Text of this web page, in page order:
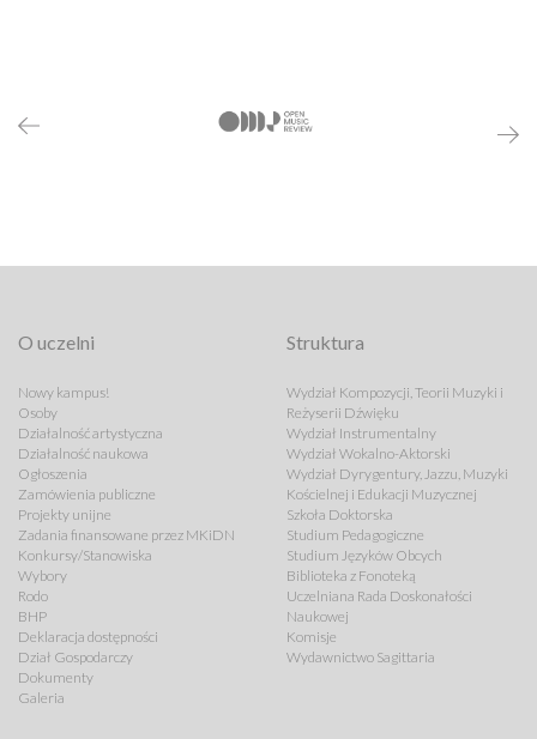
O uczelni
Nowy kampus!
Osoby
Działalność artystyczna
Działalność naukowa
Ogłoszenia
Zamówienia publiczne
Projekty unijne
Zadania finansowane przez MKiDN
Konkursy/Stanowiska
Wybory
Rodo
BHP
Deklaracja dostępności
Dział Gospodarczy
Dokumenty
Galeria
Struktura
Wydział Kompozycji, Teorii Muzyki i
Reżyserii Dźwięku
Wydział Instrumentalny
Wydział Wokalno-Aktorski
Wydział Dyrygentury, Jazzu, Muzyki
Kościelnej i Edukacji Muzycznej
Szkoła Doktorska
Studium Pedagogiczne
Studium Języków Obcych
Biblioteka z Fonoteką
Uczelniana Rada Doskonałości
Naukowej
Komisje
Wydawnictwo Sagittaria